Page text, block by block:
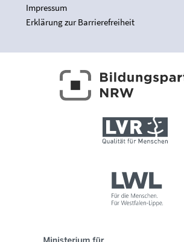
Impressum
Erklärung zur Barrierefreiheit